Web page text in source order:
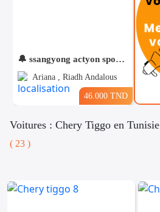
Voitures
🔔 ssangyong actyon sports 4wd
Ariana , Riadh Andalous
46.000 TND
Voitures : Chery Tiggo en Tunisie
( 23 )